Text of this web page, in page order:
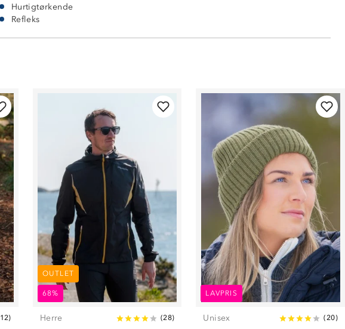
Hurtigtørkende
Refleks
12)
OUTLET
68%
Herre (28)
LAVPRIS
Unisex (20)